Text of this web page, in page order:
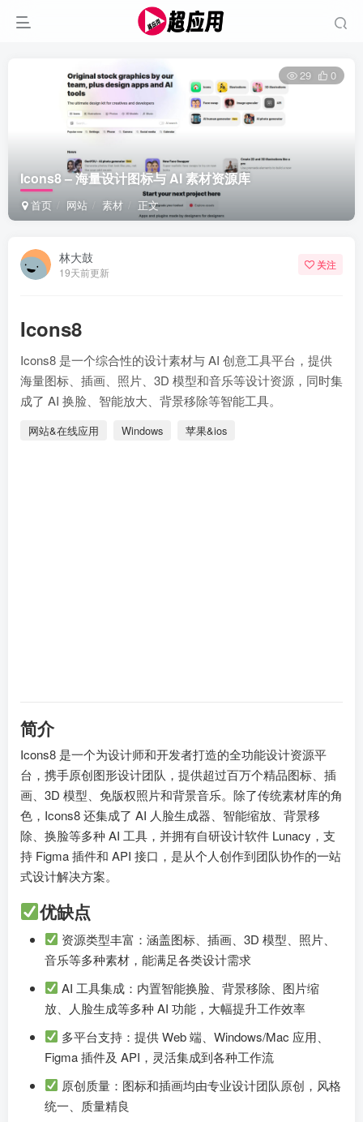
Icons8 – 海量设计图标与 AI 素材资源库
首页 网站 素材 正文
29 0
林大鼓
19天前更新
关注
Icons8
Icons8 是一个综合性的设计素材与 AI 创意工具平台，提供
海量图标、插画、照片、3D 模型和音乐等设计资源，同时集
成了 AI 换脸、智能放大、背景移除等智能工具。
网站&在线应用 Windows 苹果&ios
简介
Icons8 是一个为设计师和开发者打造的全功能设计资源平
台，携手原创图形设计团队，提供超过百万个精品图标、插
画、3D 模型、免版权照片和背景音乐。除了传统素材库的角
色，Icons8 还集成了 AI 人脸生成器、智能缩放、背景移
除、换脸等多种 AI 工具，并拥有自研设计软件 Lunacy，支
持 Figma 插件和 API 接口，是从个人创作到团队协作的一站
式设计解决方案。
优缺点
资源类型丰富：涵盖图标、插画、3D 模型、照片、
音乐等多种素材，能满足各类设计需求
AI 工具集成：内置智能换脸、背景移除、图片缩
放、人脸生成等多种 AI 功能，大幅提升工作效率
多平台支持：提供 Web 端、Windows/Mac 应用、
Figma 插件及 API，灵活集成到各种工作流
原创质量：图标和插画均由专业设计团队原创，风格
统一、质量精良